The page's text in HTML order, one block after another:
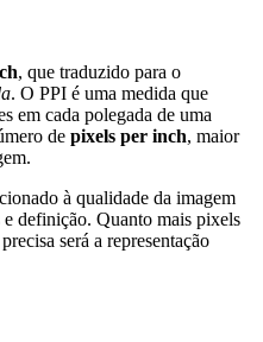
, que traduzido para o
. O PPI é uma medida que
em cada polegada de uma
de pixels per inch, maior
à qualidade da imagem
e definição. Quanto mais pixels
será a representação